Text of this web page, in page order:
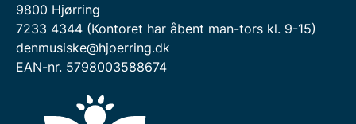
9800 Hjørring
7233 4344 (Kontoret har åbent man-tors kl. 9-15)
denmusiske@hjoerring.dk
EAN-nr. 5798003588674